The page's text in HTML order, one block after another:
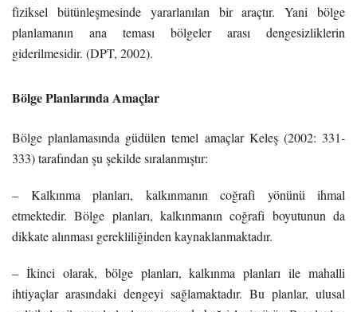
fiziksel bütünleşmesinde yararlanılan bir araçtır. Yani bölge
planlamanın ana teması bölgeler arası dengesizliklerin
giderilmesidir. (DPT, 2002).
Bölge Planlarında Amaçlar
Bölge planlamasında güdülen temel amaçlar Keleş (2002: 331-
333) tarafından şu şekilde sıralanmıştır:
– Kalkınma planları, kalkınmanın coğrafi yönünü ihmal
etmektedir. Bölge planları, kalkınmanın coğrafi boyutunun da
dikkate alınması gerekliliğinden kaynaklanmaktadır.
– İkinci olarak, bölge planları, kalkınma planları ile mahalli
ihtiyaçlar arasındaki dengeyi sağlamaktadır. Bu planlar, ulusal